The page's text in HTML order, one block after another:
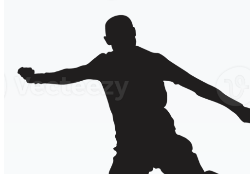
Redaktionelle Bilder
Redaktionelle Ereignisse